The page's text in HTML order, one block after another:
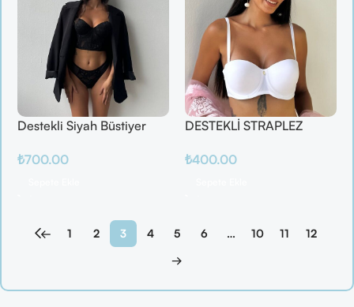
Destekli Siyah Büstiyer
₺700.00
DESTEKLİ STRAPLEZ
₺400.00
← 1 2 3 4 5 6 … 10 11
12
→